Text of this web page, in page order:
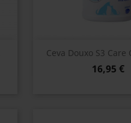
Ceva Douxo S3 Care
16,95 €
Vista